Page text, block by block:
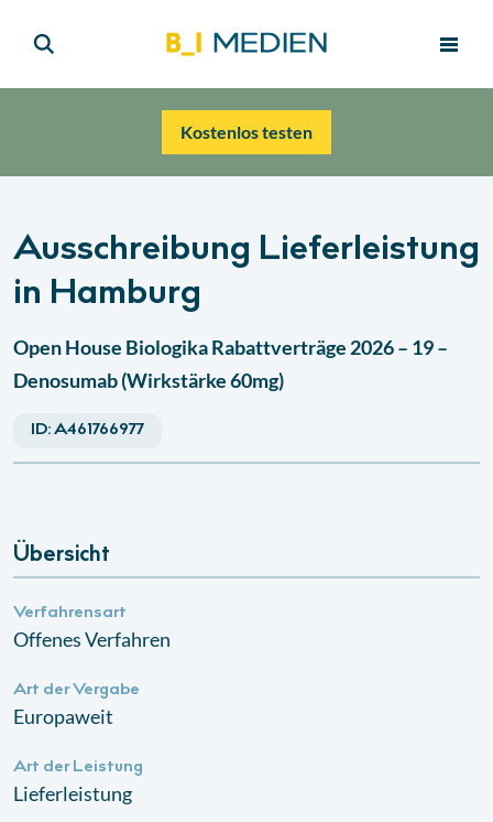
Kostenlos testen
Ausschreibung Lieferleistung
in Hamburg
Open House Biologika Rabattverträge 2026 – 19 –
Denosumab (Wirkstärke 60mg)
ID:A461766977
Übersicht
Verfahrensart
Offenes Verfahren
Art der Vergabe
Europaweit
Art der Leistung
Lieferleistung